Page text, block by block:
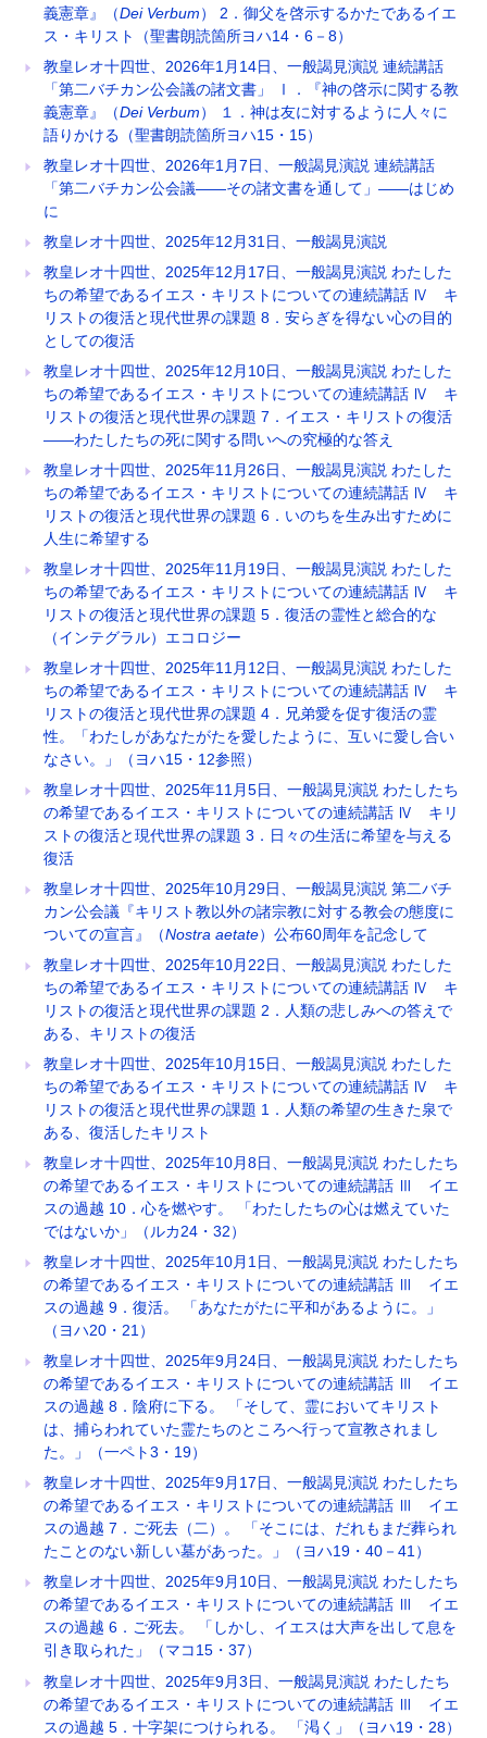
義憲章』（Dei Verbum） 2．御父を啓示するかたであるイエ
ス・キリスト（聖書朗読箇所ヨハ14・6－8）
教皇レオ十四世、2026年1月14日、一般謁見演説 連続講話
「第二バチカン公会議の諸文書」 Ⅰ．『神の啓示に関する教
義憲章』（Dei Verbum） １．神は友に対するように人々に
語りかける（聖書朗読箇所ヨハ15・15）
教皇レオ十四世、2026年1月7日、一般謁見演説 連続講話
「第二バチカン公会議――その諸文書を通して」――はじめ
に
教皇レオ十四世、2025年12月31日、一般謁見演説
教皇レオ十四世、2025年12月17日、一般謁見演説 わたした
ちの希望であるイエス・キリストについての連続講話 Ⅳ キ
リストの復活と現代世界の課題 8．安らぎを得ない心の目的
としての復活
教皇レオ十四世、2025年12月10日、一般謁見演説 わたした
ちの希望であるイエス・キリストについての連続講話 Ⅳ キ
リストの復活と現代世界の課題 7．イエス・キリストの復活
――わたしたちの死に関する問いへの究極的な答え
教皇レオ十四世、2025年11月26日、一般謁見演説 わたした
ちの希望であるイエス・キリストについての連続講話 Ⅳ キ
リストの復活と現代世界の課題 6．いのちを生み出すために
人生に希望する
教皇レオ十四世、2025年11月19日、一般謁見演説 わたした
ちの希望であるイエス・キリストについての連続講話 Ⅳ キ
リストの復活と現代世界の課題 5．復活の霊性と総合的な
（インテグラル）エコロジー
教皇レオ十四世、2025年11月12日、一般謁見演説 わたした
ちの希望であるイエス・キリストについての連続講話 Ⅳ キ
リストの復活と現代世界の課題 4．兄弟愛を促す復活の霊
性。「わたしがあなたがたを愛したように、互いに愛し合い
なさい。」（ヨハ15・12参照）
教皇レオ十四世、2025年11月5日、一般謁見演説 わたしたち
の希望であるイエス・キリストについての連続講話 Ⅳ キリ
ストの復活と現代世界の課題 3．日々の生活に希望を与える
復活
教皇レオ十四世、2025年10月29日、一般謁見演説 第二バチ
カン公会議『キリスト教以外の諸宗教に対する教会の態度に
ついての宣言』（Nostra aetate）公布60周年を記念して
教皇レオ十四世、2025年10月22日、一般謁見演説 わたした
ちの希望であるイエス・キリストについての連続講話 Ⅳ キ
リストの復活と現代世界の課題 2．人類の悲しみへの答えで
ある、キリストの復活
教皇レオ十四世、2025年10月15日、一般謁見演説 わたした
ちの希望であるイエス・キリストについての連続講話 Ⅳ キ
リストの復活と現代世界の課題 1．人類の希望の生きた泉で
ある、復活したキリスト
教皇レオ十四世、2025年10月8日、一般謁見演説 わたしたち
の希望であるイエス・キリストについての連続講話 Ⅲ イエ
スの過越 10．心を燃やす。 「わたしたちの心は燃えていた
ではないか」（ルカ24・32）
教皇レオ十四世、2025年10月1日、一般謁見演説 わたしたち
の希望であるイエス・キリストについての連続講話 Ⅲ イエ
スの過越 9．復活。 「あなたがたに平和があるように。」
（ヨハ20・21）
教皇レオ十四世、2025年9月24日、一般謁見演説 わたしたち
の希望であるイエス・キリストについての連続講話 Ⅲ イエ
スの過越 8．陰府に下る。 「そして、霊においてキリスト
は、捕らわれていた霊たちのところへ行って宣教されまし
た。」（一ペト3・19）
教皇レオ十四世、2025年9月17日、一般謁見演説 わたしたち
の希望であるイエス・キリストについての連続講話 Ⅲ イエ
スの過越 7．ご死去（二）。 「そこには、だれもまだ葬られ
たことのない新しい墓があった。」（ヨハ19・40－41）
教皇レオ十四世、2025年9月10日、一般謁見演説 わたしたち
の希望であるイエス・キリストについての連続講話 Ⅲ イエ
スの過越 6．ご死去。 「しかし、イエスは大声を出して息を
引き取られた」（マコ15・37）
教皇レオ十四世、2025年9月3日、一般謁見演説 わたしたち
の希望であるイエス・キリストについての連続講話 Ⅲ イエ
スの過越 5．十字架につけられる。 「渇く」（ヨハ19・28）